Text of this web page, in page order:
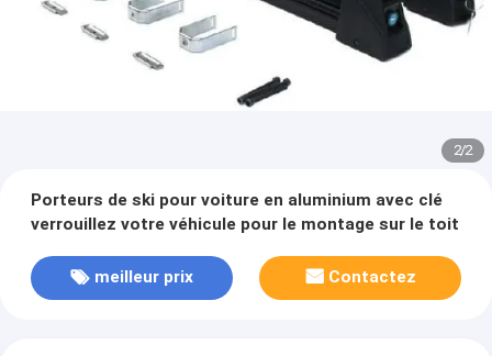
2/2
Porteurs de ski pour voiture en aluminium avec clé
verrouillez votre véhicule pour le montage sur le toit
meilleur prix Contactez